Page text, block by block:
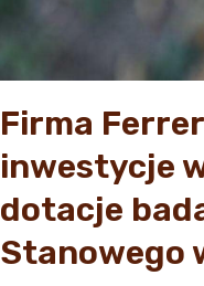
Firma
inwestycje
dotacje
Stanowego